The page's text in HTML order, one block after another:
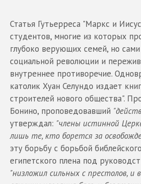
Статья Гутьерреса "Маркс и
студентов, многие из которых
глубоко верующих семей, но
социальной революции и
внутреннее противоречие.
католик Хуан Селундо издает
строителей нового общества".
Бонино, проповедовавший
утверждал: "члены истинной
лишь те, кто борется за
эту борьбу с борьбой
египетского плена под
"низложил сильных с престолов, и